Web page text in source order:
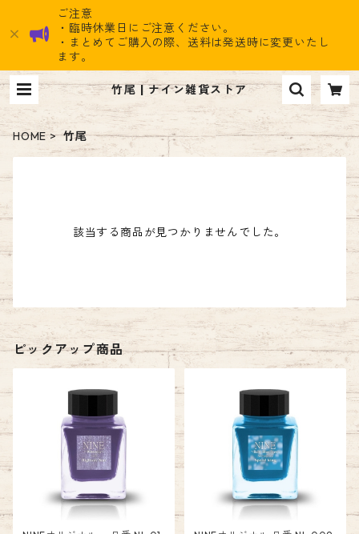
ご注意
・臨時休業日にご注意ください。
・まとめてご購入の際、送料は発送時に変更いたし
ます。
竹尾 | ナイン雑貨ストア
HOME 竹尾
該当する商品が見つかりませんでした。
ピックアップ商品